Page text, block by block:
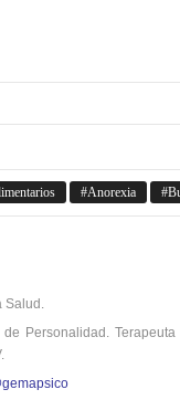
Anorexia
Salud.
Personalidad.